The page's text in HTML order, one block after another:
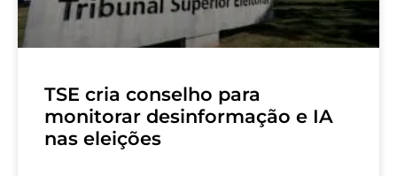
TSE cria conselho para
monitorar desinformação e IA
nas eleições